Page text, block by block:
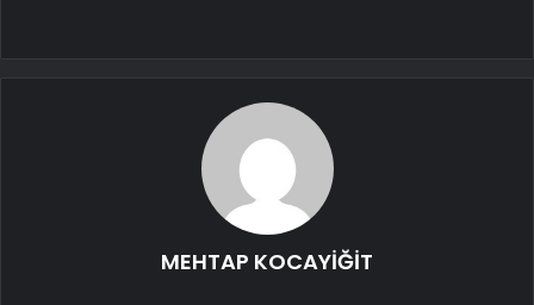
MEHTAP KOCAYİĞİT